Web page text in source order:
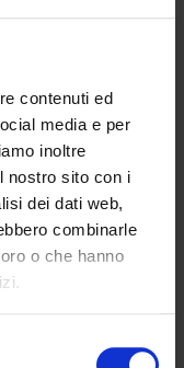
contenuti ed
media e per
inoltre
nostro sito con i
dei dati web,
combinarle
o che hanno
10 Ottobre